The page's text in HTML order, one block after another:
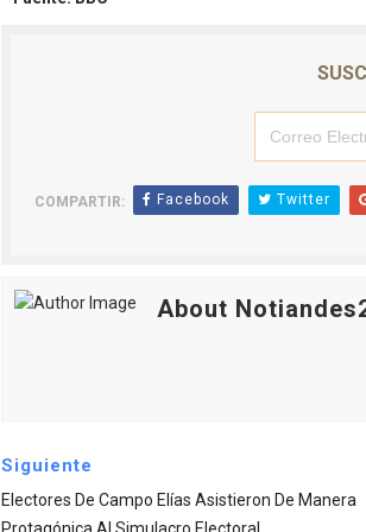
Mérida impulsa el mapa
Complejo Educativo
Arnaldo Sánchez
COMPARTIR: Facebook Twitter
About
Siguiente
Electores De Campo Elías Asistieron De Manera